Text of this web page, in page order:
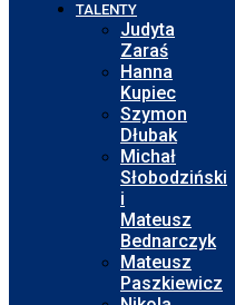
TALENTY
Judyta
Zaraś
Hanna
Kupiec
Szymon
Dłubak
Michał
Słobodziński
i
Mateusz
Bednarczyk
Mateusz
Paszkiewicz